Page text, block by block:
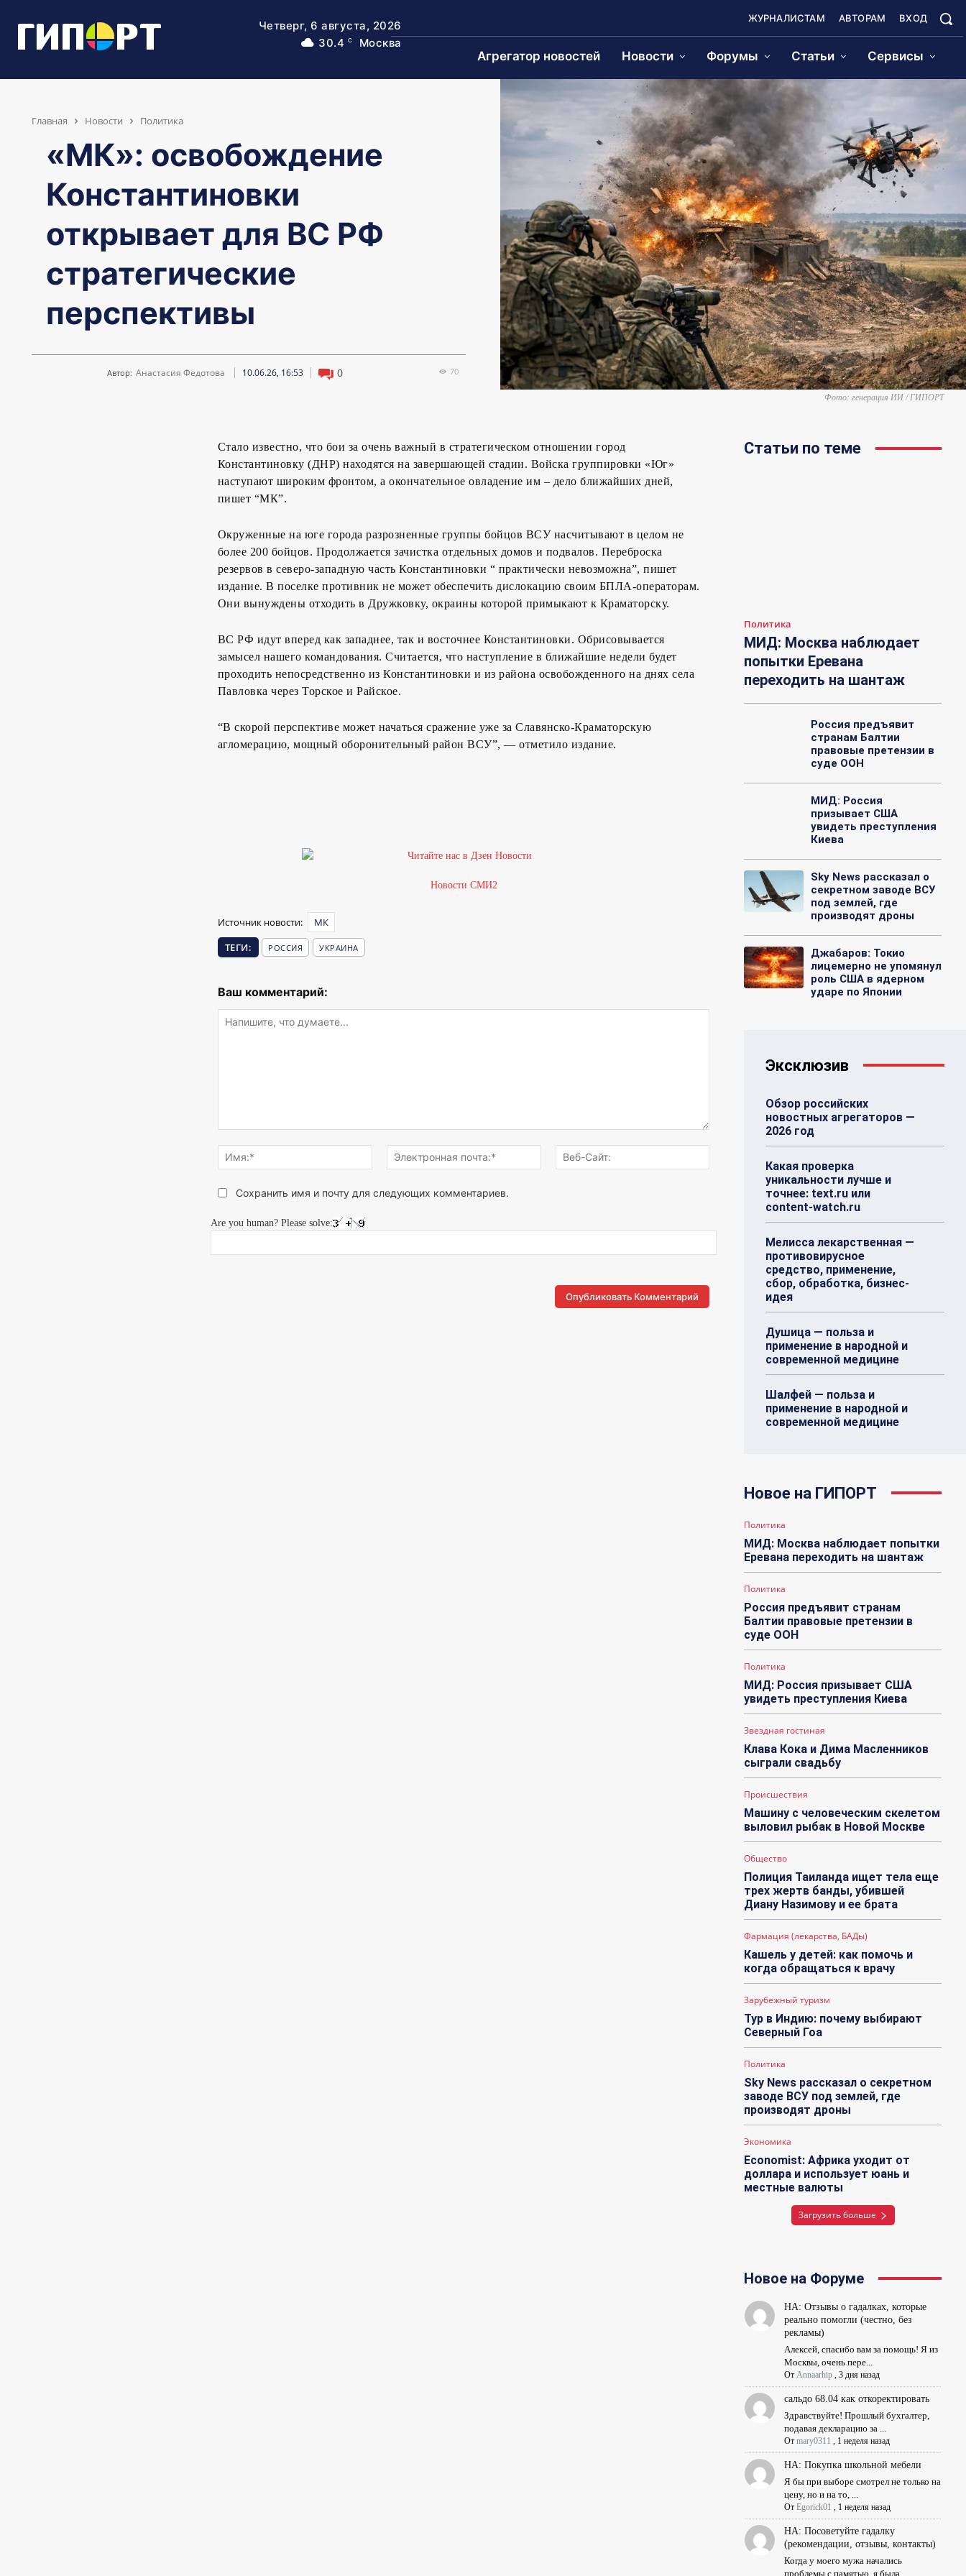
Четверг, 6 августа, 2026
30.4
C Москва
ЖУРНАЛИСТАМ АВТОРАМ ВХОД
Агрегатор новостей Новости Форумы Статьи Сервисы
Главная Новости Политика
«МК»: освобождение
Константиновки
открывает для ВС РФ
стратегические
перспективы
Автор: Анастасия Федотова 10.06.26, 16:53 0 70
Фото: генерация ИИ / ГИПОРТ
Стало известно, что бои за очень важный в стратегическом отношении город
Константиновку (ДНР) находятся на завершающей стадии. Войска группировки «Юг»
наступают широким фронтом, а окончательное овладение им – дело ближайших дней,
пишет “МК”.
Окруженные на юге города разрозненные группы бойцов ВСУ насчитывают в целом не
более 200 бойцов. Продолжается зачистка отдельных домов и подвалов. Переброска
резервов в северо-западную часть Константиновки “ практически невозможна”, пишет
издание. В поселке противник не может обеспечить дислокацию своим БПЛА-операторам.
Они вынуждены отходить в Дружковку, окраины которой примыкают к Краматорску.
ВС РФ идут вперед как западнее, так и восточнее Константиновки. Обрисовывается
замысел нашего командования. Считается, что наступление в ближайшие недели будет
проходить непосредственно из Константиновки и из района освобожденного на днях села
Павловка через Торское и Райское.
“В скорой перспективе может начаться сражение уже за Славянско-Краматорскую
агломерацию, мощный оборонительный район ВСУ”, — отметило издание.
Новости СМИ2
Источник новости:
МК
ТЕГИ:
РОССИЯ УКРАИНА
Ваш комментарий:
что
думаете...
Имя:*
Электронная
почта:*
Сохранить имя и почту для следующих комментариев.
Are you human? Please solve:
Статьи по теме
Политика
МИД: Москва наблюдает
попытки Еревана
переходить на шантаж
Россия предъявит
странам Балтии
правовые претензии в
суде ООН
МИД: Россия
призывает США
увидеть преступления
Киева
Sky News рассказал о
секретном заводе ВСУ
под землей, где
производят дроны
Джабаров: Токио
лицемерно не упомянул
роль США в ядерном
ударе по Японии
Эксклюзив
Обзор российских
новостных агрегаторов —
2026 год
Какая проверка
уникальности лучше и
точнее: text.ru или
content-watch.ru
Мелисса лекарственная —
противовирусное
средство, применение,
сбор, обработка, бизнес-
идея
Душица — польза и
применение в народной и
современной медицине
Шалфей — польза и
применение в народной и
современной медицине
Новое на ГИПОРТ
Политика
МИД: Москва наблюдает попытки
Еревана переходить на шантаж
Политика
Россия предъявит странам
Балтии правовые претензии в
суде ООН
Политика
МИД: Россия призывает США
увидеть преступления Киева
Звездная гостиная
Клава Кока и Дима Масленников
сыграли свадьбу
Происшествия
Машину с человеческим скелетом
выловил рыбак в Новой Москве
Общество
Полиция Таиланда ищет тела еще
трех жертв банды, убившей
Диану Назимову и ее брата
Фармация (лекарства, БАДы)
Кашель у детей: как помочь и
когда обращаться к врачу
Зарубежный туризм
Тур в Индию: почему выбирают
Северный Гоа
Политика
Sky News рассказал о секретном
заводе ВСУ под землей, где
производят дроны
Экономика
Economist: Африка уходит от
доллара и использует юань и
местные валюты
Загрузить больше
Новое на Форуме
НА: Отзывы о гадалках, которые
реально помогли (честно, без
рекламы)
Алексей, спасибо вам за помощь! Я из
Москвы, очень пере...
От Annaarhip, 3 дня назад
сальдо 68.04 как откоректировать
Здравствуйте! Прошлый бухгалтер,
подавая декларацию за ...
От mary0311 , 1 неделя назад
НА: Покупка школьной мебели
Я бы при выборе смотрел не только на
цену, но и на то, ...
От Egorick01 , 1 неделя назад
НА: Посоветуйте гадалку
(рекомендации, отзывы, контакты)
Когда у моего мужа начались
проблемы с памятью, я была ...